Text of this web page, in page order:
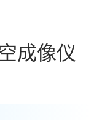
成像仪